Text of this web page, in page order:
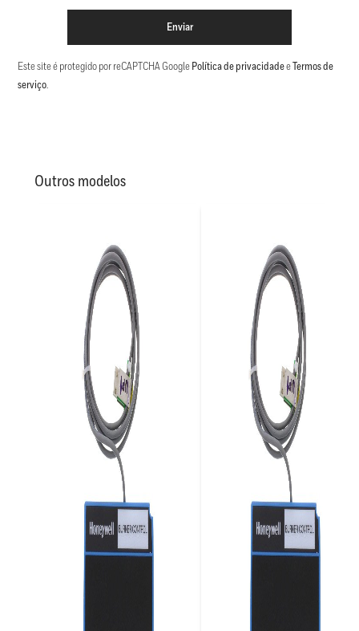
Enviar
Este site é protegido por reCAPTCHA Google Política de privacidadee Termos de
serviço.
Outros modelos